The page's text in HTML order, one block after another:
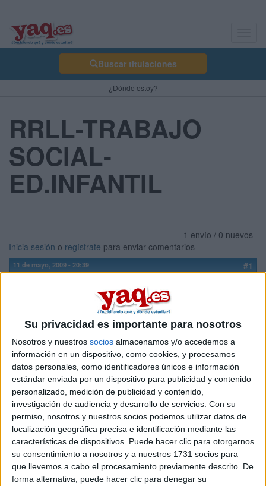
Su privacidad es importante para nosotros
Nosotros y nuestros socios almacenamos y/o accedemos a
información en un dispositivo, como cookies, y procesamos
datos personales, como identificadores únicos e información
estándar enviada por un dispositivo para publicidad y contenido
personalizado, medición de publicidad y contenido,
investigación de audiencia y desarrollo de servicios. Con su
permiso, nosotros y nuestros socios podemos utilizar datos de
localización geográfica precisa e identificación mediante las
características de dispositivos. Puede hacer clic para otorgarnos
su consentimiento a nosotros y a nuestros 1731 socios para
que llevemos a cabo el procesamiento previamente descrito. De
forma alternativa, puede hacer clic para denegar su
Buscar titulaciones
¿Dónde estoy?
RRLL-TRABAJO
SOCIAL-
ED.INFANTIL
1 envío / 0 nuevos
Inicia sesión o regístrate para enviar comentarios
11 de mayo, 2009 - 20:39 #1
Desconectado
Vale...creo q voy teniendo algo claro!!! Y es que vuelvo a
pensar en las carreras que ya había pensando hace
tiempo...xD
Alguien q ste estudiando alguna d stas carreras me puede
comentar cosillas de ellas?? de todo un poco....lo q sepa!! un
saludo.
Inicio
Etiquetas: La universidad - un mundo